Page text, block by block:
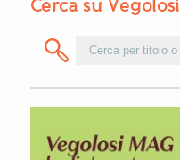
Cerca su Vegolosi